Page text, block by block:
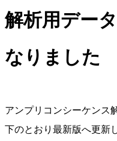
解析用デー
なりました
アンプリコンシーケンス
下のとおり最新版へ更新